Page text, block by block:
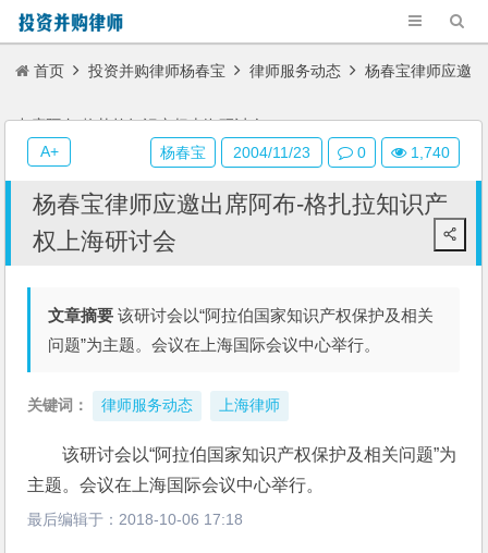
首页 投资并购律师杨春宝 律师服务动态 杨春宝律师应邀
出席阿布-格扎拉知识产权上海研讨会
杨春宝律师应邀出席阿布-格扎拉知识产
权上海研讨会
文章摘要 该研讨会以“阿拉伯国家知识产权保护及相关
问题”为主题。会议在上海国际会议中心举行。
关键词： 律师服务动态 上海律师
该研讨会以“阿拉伯国家知识产权保护及相关问题”为
主题。会议在上海国际会议中心举行。
最后编辑于： 2018-10-06 17:18
杨春宝 2004/11/23 0 1,740
A+